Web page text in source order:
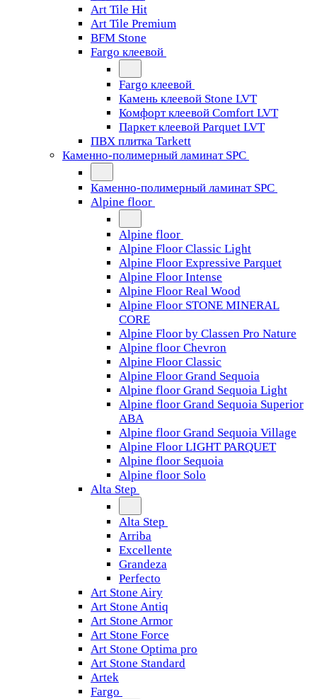
Art Tile Hit
Art Tile Premium
BFM Stone
Fargo клеевой
Fargo клеевой
Камень клеевой Stone LVT
Комфорт клеевой Comfort LVT
Паркет клеевой Parquet LVT
ПВХ плитка Tarkett
Каменно-полимерный ламинат SPC
Каменно-полимерный ламинат SPC
Alpine floor
Alpine floor
Alpine Floor Classic Light
Alpine Floor Expressive Parquet
Alpine Floor Intense
Alpine Floor Real Wood
Alpine Floor STONE MINERAL
CORE
Alpine Floor by Classen Pro Nature
Alpine floor Chevron
Alpine Floor Classic
Alpine Floor Grand Sequoia
Alpine floor Grand Sequoia Light
Alpine floor Grand Sequoia Superior
ABA
Alpine floor Grand Sequoia Village
Alpine Floor LIGHT PARQUET
Alpine floor Sequoia
Alpine floor Solo
Alta Step
Alta Step
Arriba
Excellente
Grandeza
Perfecto
Art Stone Airy
Art Stone Antiq
Art Stone Armor
Art Stone Force
Art Stone Optima pro
Art Stone Standard
Artek
Fargo